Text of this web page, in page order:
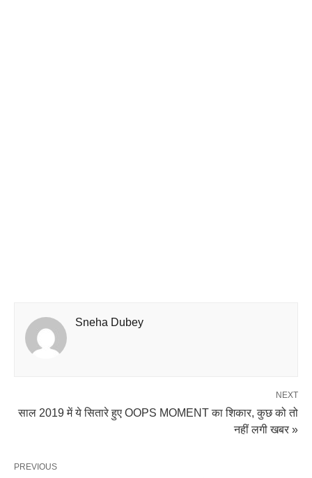
Sneha Dubey
NEXT
साल 2019 में ये सितारे हुए OOPS MOMENT का शिकार, कुछ को तो
नहीं लगी खबर »
PREVIOUS